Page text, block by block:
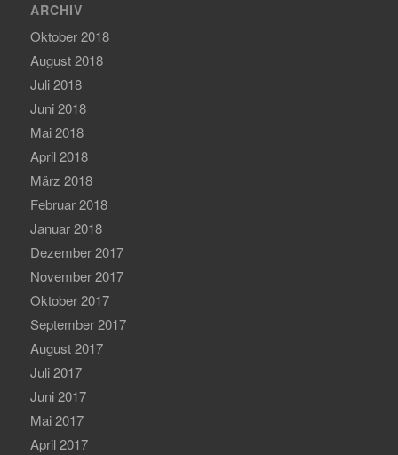
ARCHIV
Oktober 2018
August 2018
Juli 2018
Juni 2018
Mai 2018
April 2018
März 2018
Februar 2018
Januar 2018
Dezember 2017
November 2017
Oktober 2017
September 2017
August 2017
Juli 2017
Juni 2017
Mai 2017
April 2017